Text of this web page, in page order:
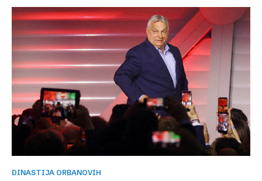
DINASTIJA ORBANOVIH